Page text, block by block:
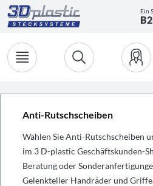
Ein
Anti-Rutschscheiben
Wählen Sie Anti-Rutschscheiben
im 3 D-plastic Geschäftskunden-
Beratung oder
Gelenkteller Handräder und